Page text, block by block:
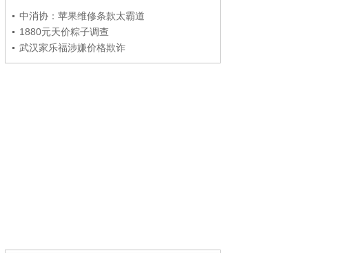
中消协：苹果维修条款太霸道
1880元天价粽子调查
武汉家乐福涉嫌价格欺诈